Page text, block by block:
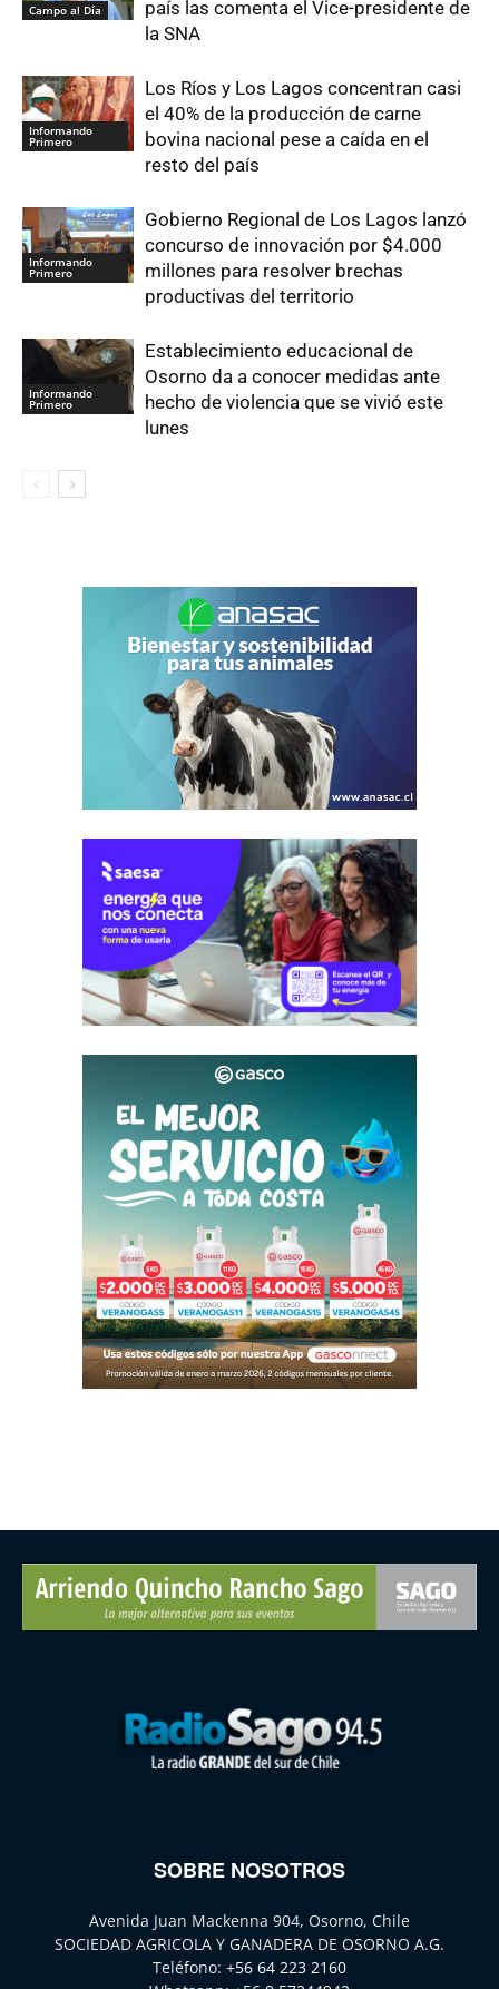
Campo al Día
país las comenta el Vice-presidente de
la SNA
Informando
Primero
Los Ríos y Los Lagos concentran casi
el 40% de la producción de carne
bovina nacional pese a caída en el
resto del país
Informando
Primero
Gobierno Regional de Los Lagos lanzó
concurso de innovación por $4.000
millones para resolver brechas
productivas del territorio
Informando
Primero
Establecimiento educacional de
Osorno da a conocer medidas ante
hecho de violencia que se vivió este
lunes
SOBRE NOSOTROS
Avenida Juan Mackenna 904, Osorno, Chile
SOCIEDAD AGRICOLA Y GANADERA DE OSORNO A.G.
Teléfono: +56 64 223 2160